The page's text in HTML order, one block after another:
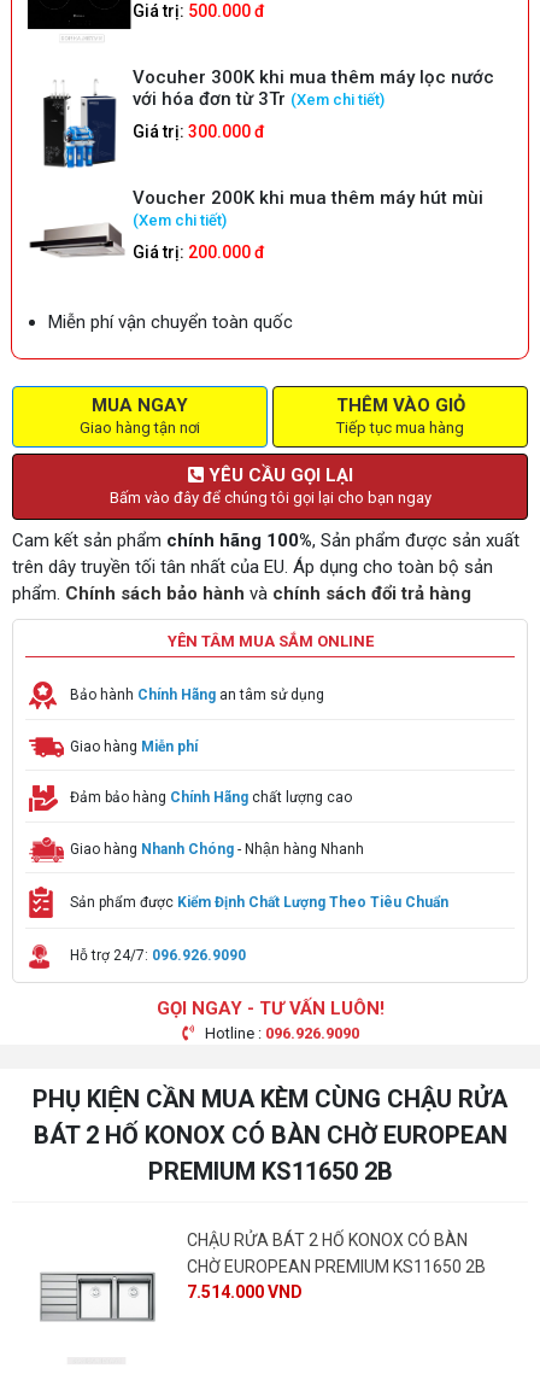
Miễn phí vận chuyển toàn quốc
Vocuher 300K khi mua thêm máy lọc nước
với hóa đơn từ 3Tr (Xem chi tiết)
Giá trị: 300.000 đ
Giá trị: 500.000 đ
Voucher 200K khi mua thêm máy hút mùi
(Xem chi tiết)
Giá trị: 200.000 đ
MUA NGAY
Giao hàng tận nơi
THÊM VÀO GIỎ
Tiếp tục mua hàng
YÊU CẦU GỌI LẠI
Bấm vào đây để chúng tôi gọi lại cho bạn ngay
Cam kết sản phẩm chính hãng 100%, Sản phẩm được sản xuất
trên dây truyền tối tân nhất của EU. Áp dụng cho toàn bộ sản
phẩm. Chính sách bảo hành và chính sách đổi trả hàng
YÊN TÂM MUA SẮM ONLINE
Bảo hành Chính Hãng an tâm sử dụng
Giao hàng Miễn phí
Đảm bảo hàng Chính Hãng chất lượng cao
Giao hàng Nhanh Chóng - Nhận hàng Nhanh
Sản phẩm được Kiểm Định Chất Lượng Theo Tiêu Chuẩn
Hỗ trợ 24/7: 096.926.9090
GỌI NGAY - TƯ VẤN LUÔN!
Hotline : 096.926.9090
PHỤ KIỆN CẦN MUA KÈM CÙNG CHẬU RỬA
BÁT 2 HỐ KONOX CÓ BÀN CHỜ EUROPEAN
PREMIUM KS11650 2B
CHẬU RỬA BÁT 2 HỐ KONOX CÓ BÀN
CHỜ EUROPEAN PREMIUM KS11650 2B
7.514.000 VND